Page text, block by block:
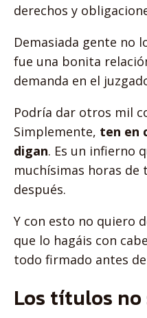
derechos y
Demasiada gente no
fue una bonita
demanda en el
Podría dar otros mil
Simplemente, ten en
digan. Es un infierno
muchísimas horas
después.
Y con esto no quiero
que lo hagáis con
todo firmado antes
Los títulos